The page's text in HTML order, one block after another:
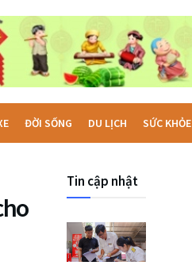
ĐỜI SỐNG DU LỊCH SỨC KHỎE
Tin cập nhật